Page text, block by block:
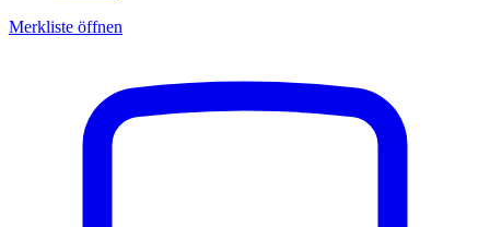
Merkliste öffnen